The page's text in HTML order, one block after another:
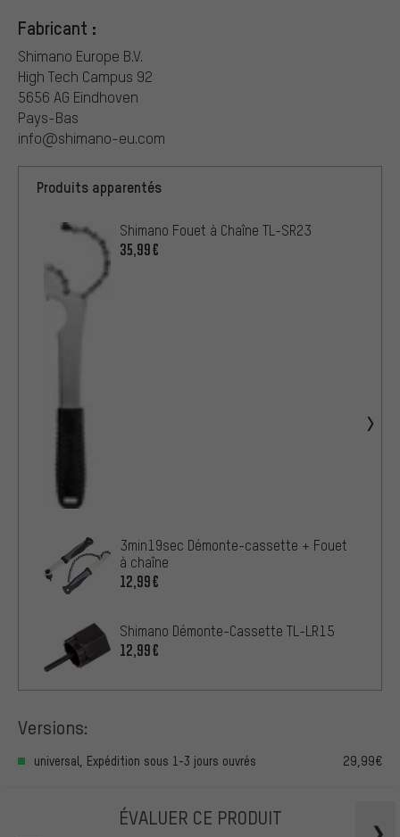
Fabricant :
Shimano Europe B.V.
High Tech Campus 92
5656 AG Eindhoven
Pays-Bas
info@shimano-eu.com
Produits apparentés
Shimano Fouet à Chaîne TL-SR23
35,99€
3min19sec Démonte-cassette + Fouet
à chaîne
12,99€
Shimano Démonte-Cassette TL-LR15
12,99€
Versions:
universal, Expédition sous 1-3 jours ouvrés 29,99€
ÉVALUER CE PRODUIT